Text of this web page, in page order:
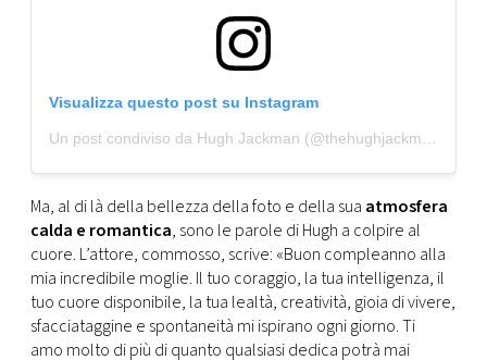
Visualizza questo post su Instagram
Un post condiviso da Hugh Jackman (@thehughjackman)
Ma, al di là della bellezza della foto e della sua atmosfera
calda e romantica, sono le parole di Hugh a colpire al
cuore. L’attore, commosso, scrive: «Buon compleanno alla
mia incredibile moglie. Il tuo coraggio, la tua intelligenza, il
tuo cuore disponibile, la tua lealtà, creatività, gioia di vivere,
sfacciataggine e spontaneità mi ispirano ogni giorno. Ti
amo molto di più di quanto qualsiasi dedica potrà mai